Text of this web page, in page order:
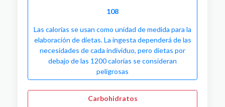
108
Las calorías se usan como unidad de medida para la
elaboración de dietas. La ingesta dependerá de las
necesidades de cada individuo, pero dietas por
debajo de las 1200 calorías se consideran
peligrosas
Carbohidratos